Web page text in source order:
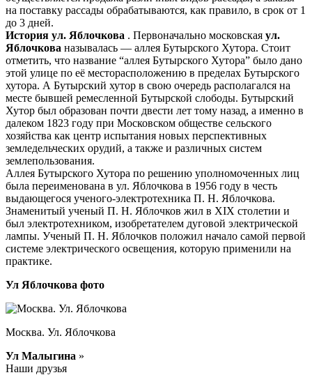
на поставку рассады обрабатываются, как правило, в срок от 1
до 3 дней.
История ул. Яблочкова . Первоначально московская ул.
Яблочкова называлась — аллея Бутырского Хутора. Стоит
отметить, что название “аллея Бутырского Хутора” было дано
этой улице по её месторасположению в пределах Бутырского
хутора. А Бутырский хутор в свою очередь располагался на
месте бывшей ремесленной Бутырской слободы. Бутырский
Хутор был образован почти двести лет тому назад, а именно в
далеком 1823 году при Московском обществе сельского
хозяйства как центр испытания новых перспективных
земледельческих орудий, а также и различных систем
землепользования.
Аллея Бутырского Хутора по решению уполномоченных лиц
была переименована в ул. Яблочкова в 1956 году в честь
выдающегося ученого-электротехника П. Н. Яблочкова.
Знаменитый ученый П. Н. Яблочков жил в XIX столетии и
был электротехником, изобретателем дуговой электрической
лампы. Ученый П. Н. Яблочков положил начало самой первой
системе электрического освещения, которую применили на
практике.
Ул Яблочкова фото
Москва. Ул. Яблочкова
Ул Малыгина »
Наши друзья